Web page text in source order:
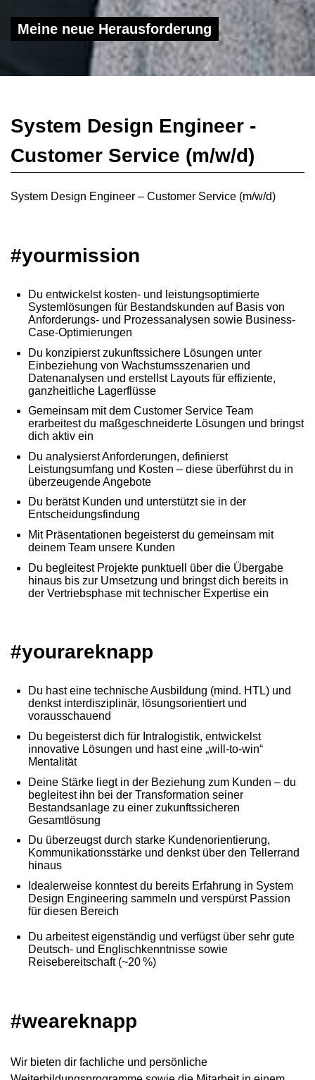
Meine neue Herausforderung
System Design Engineer -
Customer Service (m/w/d)
System Design Engineer – Customer Service (m/w/d)
#yourmission
Du entwickelst kosten- und leistungsoptimierte
Systemlösungen für Bestandskunden auf Basis von
Anforderungs- und Prozessanalysen sowie Business-
Case-Optimierungen
Du konzipierst zukunftssichere Lösungen unter
Einbeziehung von Wachstumsszenarien und
Datenanalysen und erstellst Layouts für effiziente,
ganzheitliche Lagerflüsse
Gemeinsam mit dem Customer Service Team
erarbeitest du maßgeschneiderte Lösungen und bringst
dich aktiv ein
Du analysierst Anforderungen, definierst
Leistungsumfang und Kosten – diese überführst du in
überzeugende Angebote
Du berätst Kunden und unterstützt sie in der
Entscheidungsfindung
Mit Präsentationen begeisterst du gemeinsam mit
deinem Team unsere Kunden
Du begleitest Projekte punktuell über die Übergabe
hinaus bis zur Umsetzung und bringst dich bereits in
der Vertriebsphase mit technischer Expertise ein
#yourareknapp
Du hast eine technische Ausbildung (mind. HTL) und
denkst interdisziplinär, lösungsorientiert und
vorausschauend
Du begeisterst dich für Intralogistik, entwickelst
innovative Lösungen und hast eine „will-to-win“
Mentalität
Deine Stärke liegt in der Beziehung zum Kunden – du
begleitest ihn bei der Transformation seiner
Bestandsanlage zu einer zukunftssicheren
Gesamtlösung
Du überzeugst durch starke Kundenorientierung,
Kommunikationsstärke und denkst über den Tellerrand
hinaus
Idealerweise konntest du bereits Erfahrung in System
Design Engineering sammeln und verspürst Passion
für diesen Bereich
Du arbeitest eigenständig und verfügst über sehr gute
Deutsch- und Englischkenntnisse sowie
Reisebereitschaft (~20 %)
#weareknapp
Wir bieten dir fachliche und persönliche